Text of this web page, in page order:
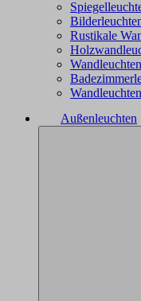
Rustikale
Außenleuchten